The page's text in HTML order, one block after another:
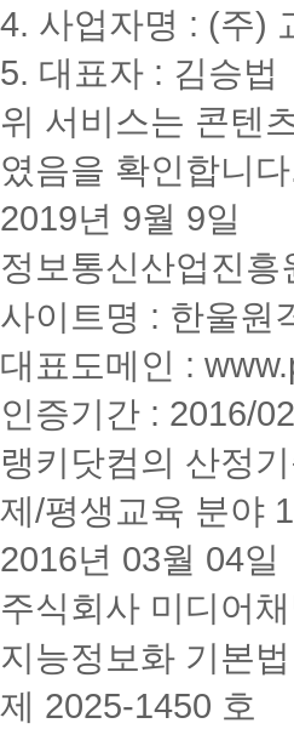
4. 사업자명 : (주)
5. 대표자 : 김승법
위 서비스는 콘텐
였음을 확인합니
2019년 9월 9일
정보통신산업진흥
사이트명 : 한울원
대표도메인 :
인증기간 : 2016/
랭키닷컴의 산정
제/평생교육 분야
2016년 03월 04일
주식회사 미디어
지능정보화 기본
제 2025-1450 호